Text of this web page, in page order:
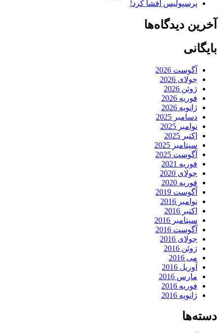
پرسپولیس افشا کرد!
آخرین دیدگاه‌ها
بایگانی
آگوست 2026
جولای 2026
ژوئن 2026
فوریه 2026
ژانویه 2026
دسامبر 2025
نوامبر 2025
اکتبر 2025
سپتامبر 2025
آگوست 2025
فوریه 2021
جولای 2020
فوریه 2020
آگوست 2019
نوامبر 2016
اکتبر 2016
سپتامبر 2016
آگوست 2016
جولای 2016
ژوئن 2016
می 2016
آوریل 2016
مارس 2016
فوریه 2016
ژانویه 2016
دسته‌ها